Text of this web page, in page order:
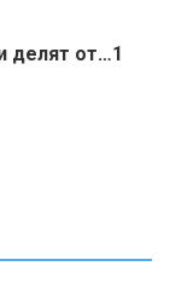
делят от…1